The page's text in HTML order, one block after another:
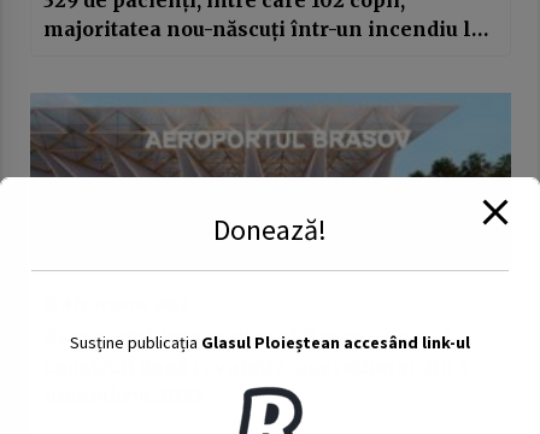
majoritatea nou-născuţi într-un incendiu la
Aeroportul Internaţional Braşov, primul
Donează!
Susține publicația Glasul Ploieștean accesând link-ul